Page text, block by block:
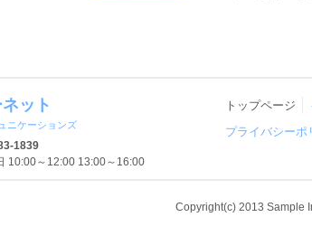
ット
ニケーションズ
1839
10:00～12:00 13:00～16:00
トップページ
プライバシーポ
Copyright(c) 2013 Sample